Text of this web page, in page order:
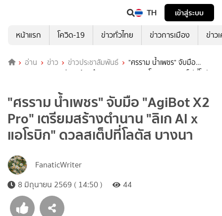
TH
เข้าสู่ระบบ
หน้าแรก
โควิด-19 ข่าวทั่วไทย ข่าวการเมือง ข่าว
อ่าน ข่าว ข่าวประชาสัมพันธ์
"ศรราม น้ำเพชร" จับมือ
"AgiBot X2 Pro" เตรียมสร้างตำนาน "ลิเก AI x แอโรบิก" ดวลสเต็ปที่โลตัส
"ศรราม น้ำเพชร" จับมือ "AgiBot X2
Pro" เตรียมสร้างตำนาน "ลิเก AI x
แอโรบิก" ดวลสเต็ปที่โลตัส บางนา
FanaticWriter
8 มิถุนายน 2569 ( 14:50 )
44